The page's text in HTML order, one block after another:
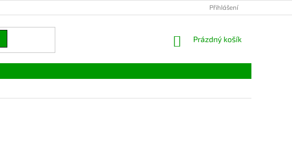
Přihlášení
NÁKUPNÍ
Prázdný košík